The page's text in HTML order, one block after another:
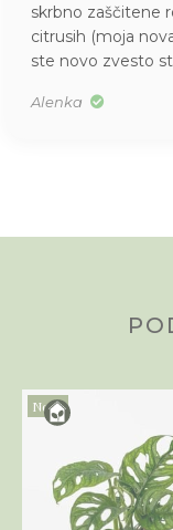
skrbno zaščitene
citrusih (moja
ste novo zvesto
Alenka
Novo